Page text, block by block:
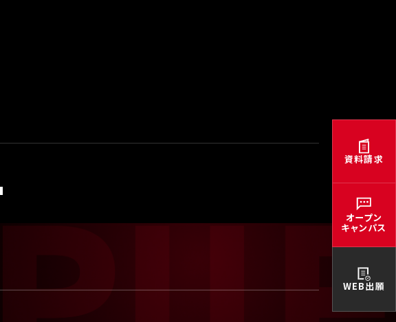
資料請求
オープン
キャンパス
WEB出願